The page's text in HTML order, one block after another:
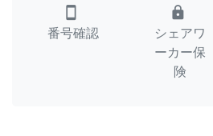
smartphone
番号確認
lock
シェアワ
ーカー保
険